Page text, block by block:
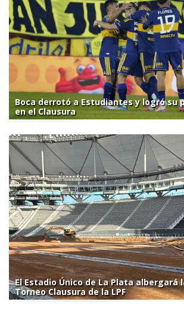
Boca derrotó a Estudiantes y logró su
en el Clausura
El Estadio Único de La Plata albergará
Torneo Clausura de la LPF